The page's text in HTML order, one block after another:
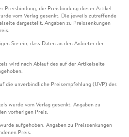
Preisbindung, die Preisbindung dieser Artikel
vom Verlag gesenkt. Die jeweils zutreffende
dargestellt. Angaben zu Preissenkungen
Sie ein, dass Daten an den Anbieter der
wird nach Ablauf des auf der Artikelseite
die unverbindliche Preisempfehlung (UVP) des
wurde vom Verlag gesenkt. Angaben zu
vorherigen Preis.
aufgehoben. Angaben zu Preissenkungen
Preis.